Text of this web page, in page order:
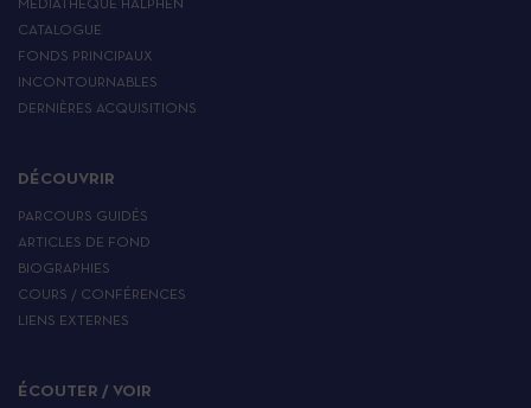
MÉDIATHÈQUE HALPHEN
CATALOGUE
FONDS PRINCIPAUX
INCONTOURNABLES
DERNIÈRES ACQUISITIONS
DÉCOUVRIR
PARCOURS GUIDÉS
ARTICLES DE FOND
BIOGRAPHIES
COURS / CONFÉRENCES
LIENS EXTERNES
ÉCOUTER / VOIR